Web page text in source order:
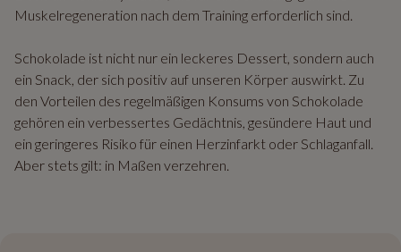
Muskelregeneration nach dem Training erforderlich sind.
Schokolade ist nicht nur ein leckeres Dessert, sondern auch
ein Snack, der sich positiv auf unseren Körper auswirkt. Zu
den Vorteilen des regelmäßigen Konsums von Schokolade
gehören ein verbessertes Gedächtnis, gesündere Haut und
ein geringeres Risiko für einen Herzinfarkt oder Schlaganfall.
Aber stets gilt: in Maßen verzehren.